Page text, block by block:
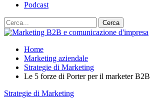
Podcast
Home
Marketing aziendale
Strategie di Marketing
Le 5 forze di Porter per il marketer B2B
Strategie di Marketing